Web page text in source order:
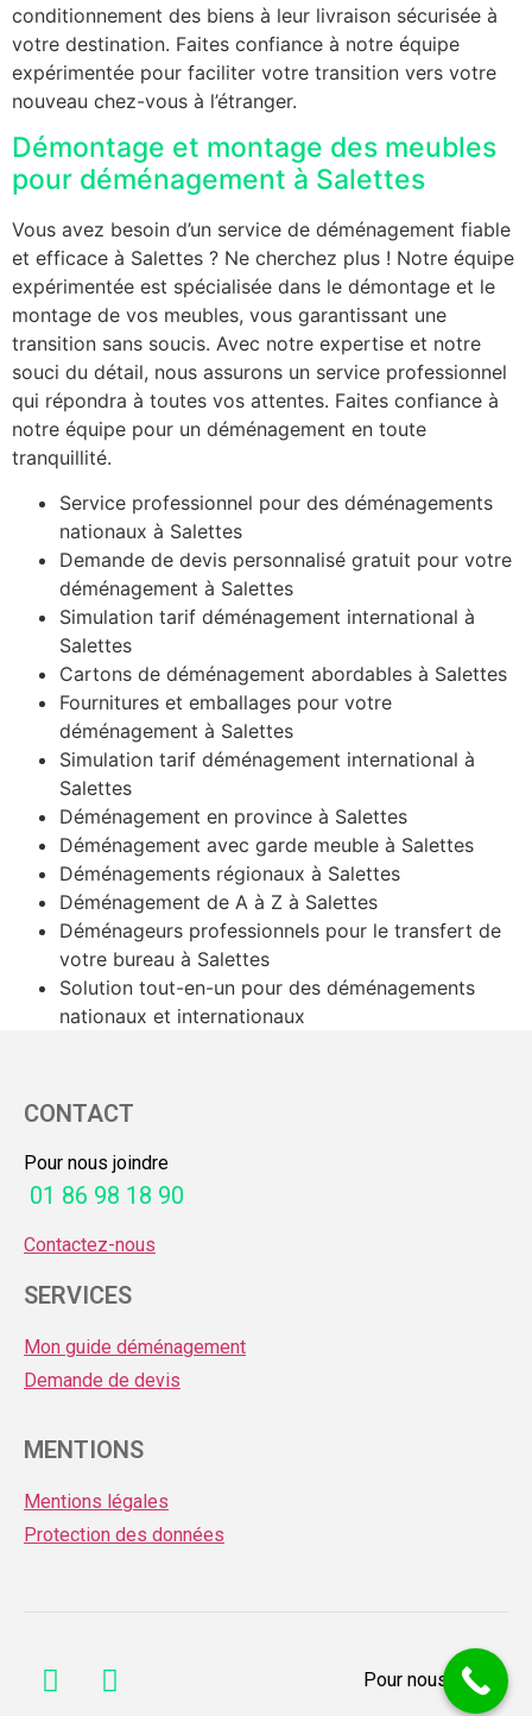
conditionnement des biens à leur livraison sécurisée à
votre destination. Faites confiance à notre équipe
expérimentée pour faciliter votre transition vers votre
nouveau chez-vous à l’étranger.
Démontage et montage des meubles
pour déménagement à Salettes
Vous avez besoin d’un service de déménagement fiable
et efficace à Salettes ? Ne cherchez plus ! Notre équipe
expérimentée est spécialisée dans le démontage et le
montage de vos meubles, vous garantissant une
transition sans soucis. Avec notre expertise et notre
souci du détail, nous assurons un service professionnel
qui répondra à toutes vos attentes. Faites confiance à
notre équipe pour un déménagement en toute
tranquillité.
Service professionnel pour des déménagements
nationaux à Salettes
Demande de devis personnalisé gratuit pour votre
déménagement à Salettes
Simulation tarif déménagement international à
Salettes
Cartons de déménagement abordables à Salettes
Fournitures et emballages pour votre
déménagement à Salettes
Simulation tarif déménagement international à
Salettes
Déménagement en province à Salettes
Déménagement avec garde meuble à Salettes
Déménagements régionaux à Salettes
Déménagement de A à Z à Salettes
Déménageurs professionnels pour le transfert de
votre bureau à Salettes
Solution tout-en-un pour des déménagements
nationaux et internationaux
CONTACT
Pour nous joindre
01 86 98 18 90
Contactez-nous
SERVICES
Mon guide déménagement
Demande de devis
MENTIONS
Mentions légales
Protection des données
Pour nous joindre